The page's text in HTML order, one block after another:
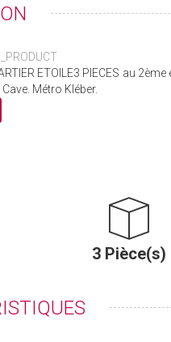
ETOILE3 PIECES au
Métro Kléber.
3 Pièce(s)